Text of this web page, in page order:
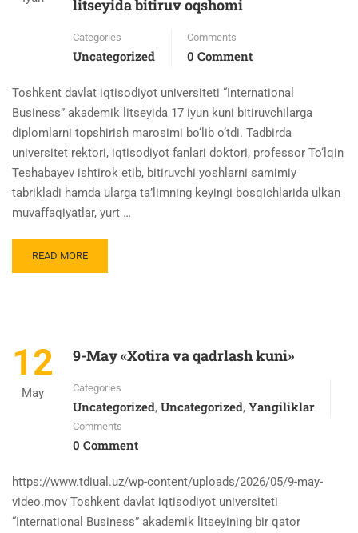
litseyida bitiruv oqshomi
Categories
Uncategorized
Comments
0 Comment
Toshkent davlat iqtisodiyot universiteti “International
Business” akademik litseyida 17 iyun kuni bitiruvchilarga
diplomlarni topshirish marosimi bo‘lib o‘tdi. Tadbirda
universitet rektori, iqtisodiyot fanlari doktori, professor To‘lqin
Teshabayev ishtirok etib, bitiruvchi yoshlarni samimiy
tabrikladi hamda ularga ta’limning keyingi bosqichlarida ulkan
muvaffaqiyatlar, yurt …
READ MORE
12
May
9-May «Xotira va qadrlash kuni»
Categories
Uncategorized, Uncategorized, Yangiliklar
Comments
0 Comment
https://www.tdiual.uz/wp-content/uploads/2026/05/9-may-
video.mov Toshkent davlat iqtisodiyot universiteti
“International Business” akademik litseyining bir qator